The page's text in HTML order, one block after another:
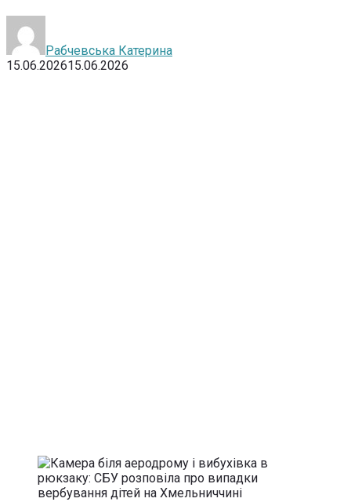
Рабчевська Катерина
15.06.202615.06.2026